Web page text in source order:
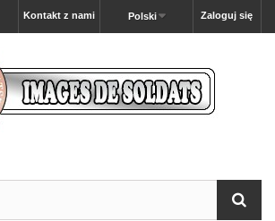
Zaloguj się
Polski
Kontakt z nami